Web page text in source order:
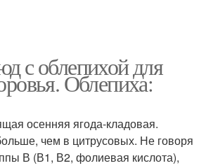
с облепихой для
Облепиха:
осенняя ягода-кладовая.
чем в цитрусовых. Не говоря
В (В1, В2, фолиевая кислота),